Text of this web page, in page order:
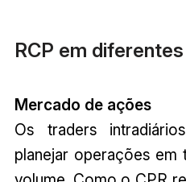
RCP em
Mercado de ações
Os traders
planejar operações